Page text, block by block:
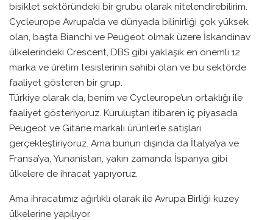
bisiklet sektöründeki bir grubu olarak nitelendirebilirim.
Cycleurope Avrupa’da ve dünyada bilinirliği çok yüksek
olan, başta Bianchi ve Peugeot olmak üzere İskandinav
ülkelerindeki Crescent, DBS gibi yaklaşık en önemli 12
marka ve üretim tesislerinin sahibi olan ve bu sektörde
faaliyet gösteren bir grup.
Türkiye olarak da, benim ve Cycleurope’un ortaklığı ile
faaliyet gösteriyoruz. Kuruluştan itibaren iç piyasada
Peugeot ve Gitane markalı ürünlerle satışları
gerçekleştiriyoruz. Ama bunun dışında da İtalya’ya ve
Fransa’ya, Yunanistan, yakın zamanda İspanya gibi
ülkelere de ihracat yapıyoruz.
Ama ihracatımız ağırlıklı olarak ile Avrupa Birliği kuzey
ülkelerine yapılıyor.